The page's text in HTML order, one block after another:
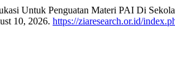
Untuk Penguatan Materi PAI Di
10, 2026. https://ziaresearch.or.id/